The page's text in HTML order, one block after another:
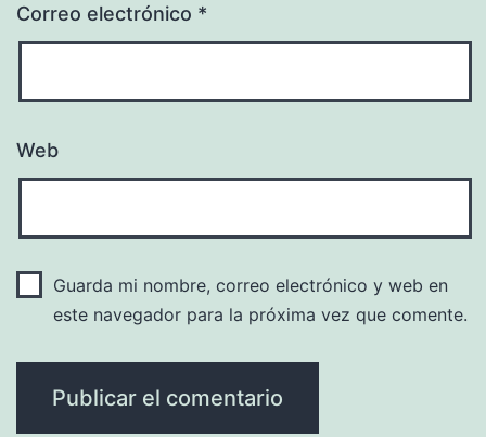
Correo electrónico *
Web
Guarda mi nombre, correo electrónico y web en
este navegador para la próxima vez que comente.